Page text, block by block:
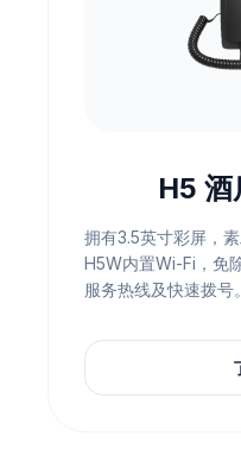
H5 酒
拥有3.5英寸彩屏，
H5W内置Wi-Fi，免
服务热线及快速拨号。